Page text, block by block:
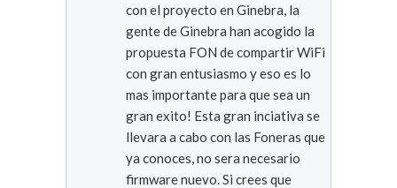
con el proyecto en Ginebra, la
gente de Ginebra han acogido la
propuesta FON de compartir WiFi
con gran entusiasmo y eso es lo
mas importante para que sea un
gran exito! Esta gran inciativa se
llevara a cabo con las Foneras que
ya conoces, no sera necesario
firmware nuevo. Si crees que